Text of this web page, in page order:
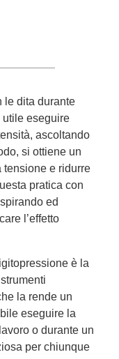
le dita durante
utile eseguire
ascoltando
si ottiene un
tensione e ridurre
pratica con
ed
l’effetto
è la
la rende un
eseguire la
o durante un
per chiunque